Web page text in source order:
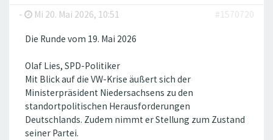
-
Mi 20. Mai 2026, 10:51 #1570720
Die Runde vom 19. Mai 2026
Olaf Lies, SPD-Politiker
Mit Blick auf die VW-Krise äußert sich der
Ministerpräsident Niedersachsens zu den
standortpolitischen Herausforderungen
Deutschlands. Zudem nimmt er Stellung zum Zustand
seiner Partei.